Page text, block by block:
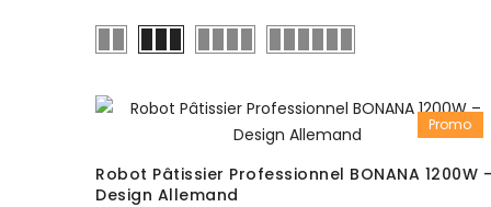
Promo
Robot Pâtissier Professionnel BONANA 1200W –
Design Allemand